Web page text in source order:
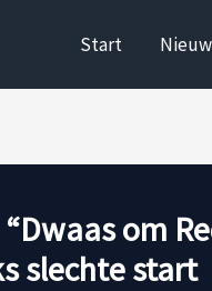
Start
om
slechte start